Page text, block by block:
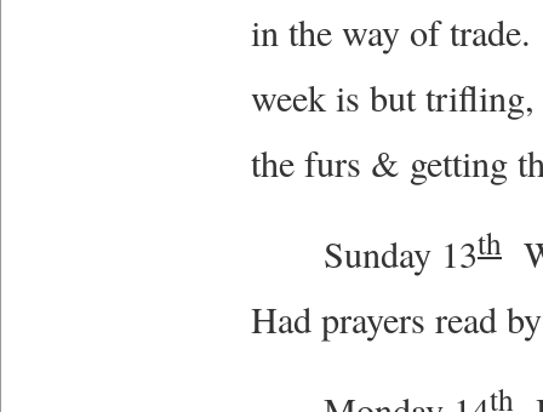
in the way of
week is but trifling,
the furs & getting
Sunday 13th
Had prayers read
th